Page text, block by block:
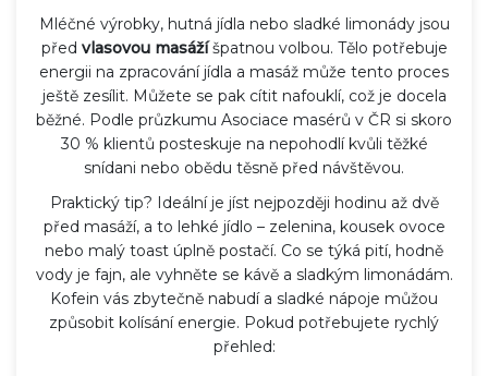
Mléčné výrobky, hutná jídla nebo sladké limonády jsou
před vlasovou masážíšpatnou volbou. Tělo potřebuje
energii na zpracování jídla a masáž může tento proces
ještě zesílit. Můžete se pak cítit nafouklí, což je docela
běžné. Podle průzkumu Asociace masérů v ČR si skoro
30 % klientů posteskuje na nepohodlí kvůli těžké
snídani nebo obědu těsně před návštěvou.
Praktický tip? Ideální je jíst nejpozději hodinu až dvě
před masáží, a to lehké jídlo – zelenina, kousek ovoce
nebo malý toast úplně postačí. Co se týká pití, hodně
vody je fajn, ale vyhněte se kávě a sladkým limonádám.
Kofein vás zbytečně nabudí a sladké nápoje můžou
způsobit kolísání energie. Pokud potřebujete rychlý
přehled: